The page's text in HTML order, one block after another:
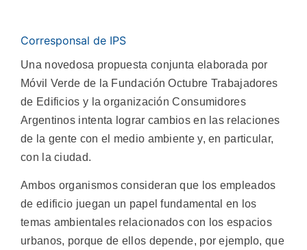
Corresponsal de IPS
Una novedosa propuesta conjunta elaborada por
Móvil Verde de la Fundación Octubre Trabajadores
de Edificios y la organización Consumidores
Argentinos intenta lograr cambios en las relaciones
de la gente con el medio ambiente y, en particular,
con la ciudad.
Ambos organismos consideran que los empleados
de edificio juegan un papel fundamental en los
temas ambientales relacionados con los espacios
urbanos, porque de ellos depende, por ejemplo, que